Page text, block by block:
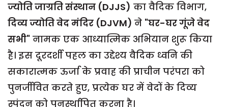
ज्योति जाग्रति संस्थान (DJJS) का वैदिक विभाग,
दिव्य ज्योति वेद मंदिर (DJVM) ने "घर-घर गूंजे वेद
सभी" नामक एक आध्यात्मिक अभियान शुरू किया
है। इस दूरदर्शी पहल का उद्देश्य वैदिक ध्वनि की
सकारात्मक ऊर्जा के प्रवाह की प्राचीन परंपरा को
पुनर्जीवित करते हुए, प्रत्येक घर में वेदों के दिव्य
स्पंदन को पुनर्स्थापित करना है।